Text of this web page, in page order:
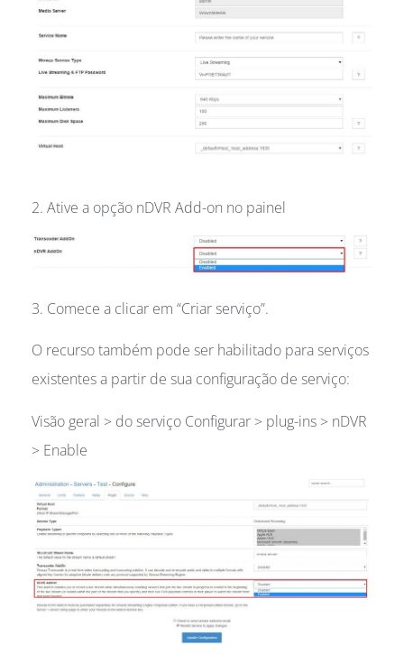
2. Ative a opção nDVR Add-on no painel
3. Comece a clicar em “Criar serviço”.
O recurso também pode ser habilitado para serviços
existentes a partir de sua configuração de serviço:
Visão geral > do serviço Configurar > plug-ins > nDVR
> Enable